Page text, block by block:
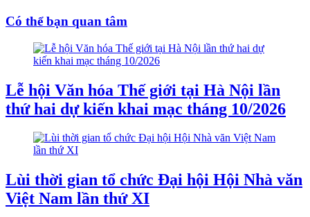
Có thể bạn quan tâm
Lễ hội Văn hóa Thế giới tại Hà Nội lần
thứ hai dự kiến khai mạc tháng 10/2026
Lùi thời gian tổ chức Đại hội Hội Nhà văn
Việt Nam lần thứ XI